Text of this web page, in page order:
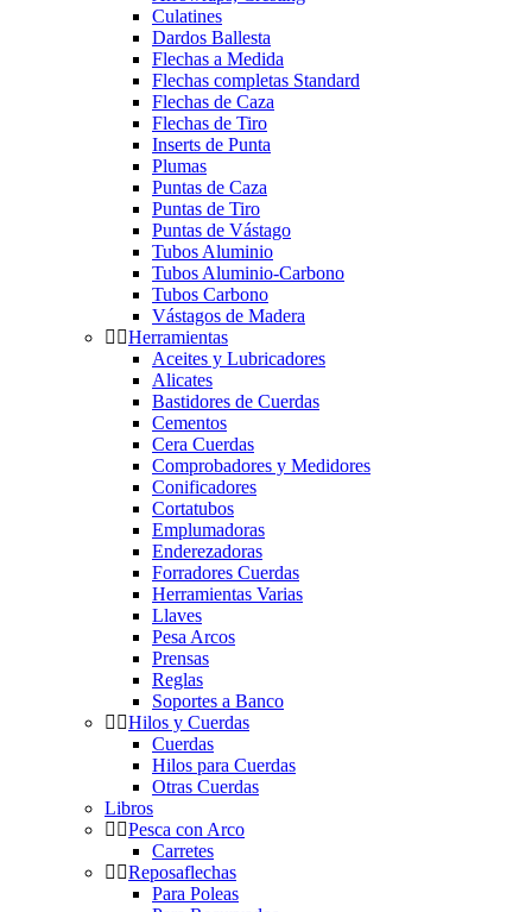
Culatines
Dardos Ballesta
Flechas a Medida
Flechas completas Standard
Flechas de Caza
Flechas de Tiro
Inserts de Punta
Plumas
Puntas de Caza
Puntas de Tiro
Puntas de Vástago
Tubos Aluminio
Tubos Aluminio-Carbono
Tubos Carbono
Vástagos de Madera
Herramientas
Aceites y Lubricadores
Alicates
Bastidores de Cuerdas
Cementos
Cera Cuerdas
Comprobadores y Medidores
Conificadores
Cortatubos
Emplumadoras
Enderezadoras
Forradores Cuerdas
Herramientas Varias
Llaves
Pesa Arcos
Prensas
Reglas
Soportes a Banco
Hilos y Cuerdas
Cuerdas
Hilos para Cuerdas
Otras Cuerdas
Libros
Pesca con Arco
Carretes
Reposaflechas
Para Poleas